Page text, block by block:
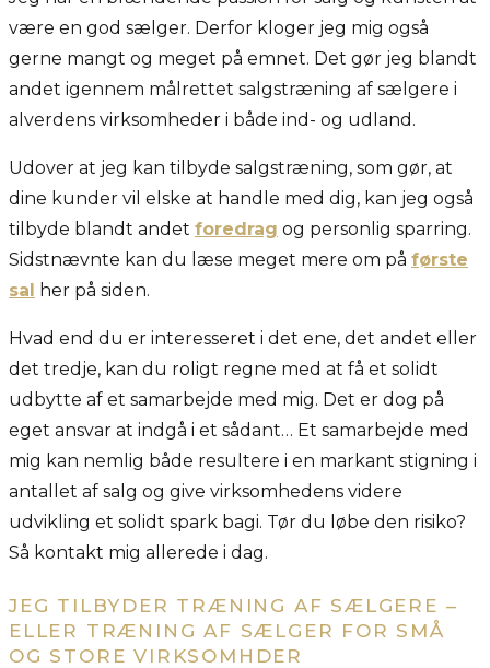
være en god sælger. Derfor kloger jeg mig også
gerne mangt og meget på emnet. Det gør jeg blandt
andet igennem målrettet salgstræning af sælgere i
alverdens virksomheder i både ind- og udland.
Udover at jeg kan tilbyde salgstræning, som gør, at
dine kunder vil elske at handle med dig, kan jeg også
tilbyde blandt andet foredrag og personlig sparring.
Sidstnævnte kan du læse meget mere om på første
sal
her på siden.
Hvad end du er interesseret i det ene, det andet eller
det tredje, kan du roligt regne med at få et solidt
udbytte af et samarbejde med mig. Det er dog på
eget ansvar at indgå i et sådant… Et samarbejde med
mig kan nemlig både resultere i en markant stigning i
antallet af salg og give virksomhedens videre
udvikling et solidt spark bagi. Tør du løbe den risiko?
Så kontakt mig allerede i dag.
JEG TILBYDER TRÆNING AF SÆLGERE –
ELLER TRÆNING AF SÆLGER FOR SMÅ
OG STORE VIRKSOMHDER